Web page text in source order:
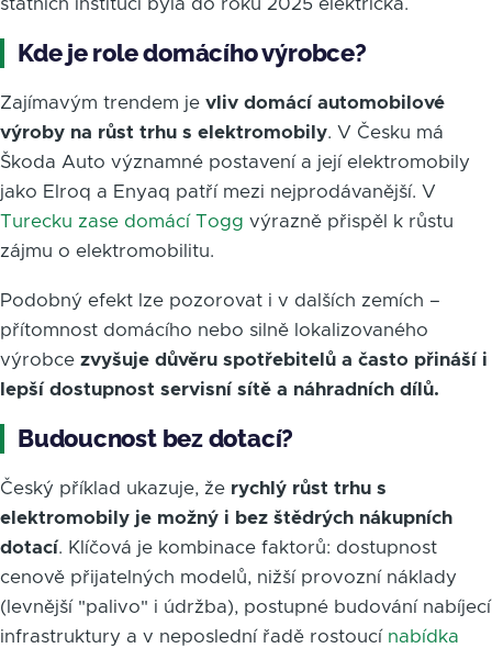
státních institucí byla do roku 2025 elektrická.
Kde je role domácího výrobce?
Zajímavým trendem je vliv domácí automobilové
výroby na růst trhu s elektromobily. V Česku má
Škoda Auto významné postavení a její elektromobily
jako Elroq a Enyaq patří mezi nejprodávanější. V
Turecku zase domácí Togg výrazně přispěl k růstu
zájmu o elektromobilitu.
Podobný efekt lze pozorovat i v dalších zemích –
přítomnost domácího nebo silně lokalizovaného
výrobce zvyšuje důvěru spotřebitelů a často přináší i
lepší dostupnost servisní sítě a náhradních dílů.
Budoucnost bez dotací?
Český příklad ukazuje, že rychlý růst trhu s
elektromobily je možný i bez štědrých nákupních
dotací. Klíčová je kombinace faktorů: dostupnost
cenově přijatelných modelů, nižší provozní náklady
(levnější "palivo" i údržba), postupné budování nabíjecí
infrastruktury a v neposlední řadě rostoucí nabídka